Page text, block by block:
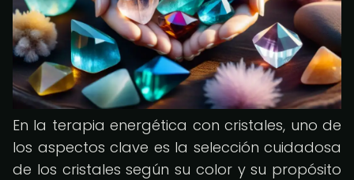
En la terapia energética con cristales, uno de
los aspectos clave es la selección cuidadosa
de los cristales según su color y su propósito